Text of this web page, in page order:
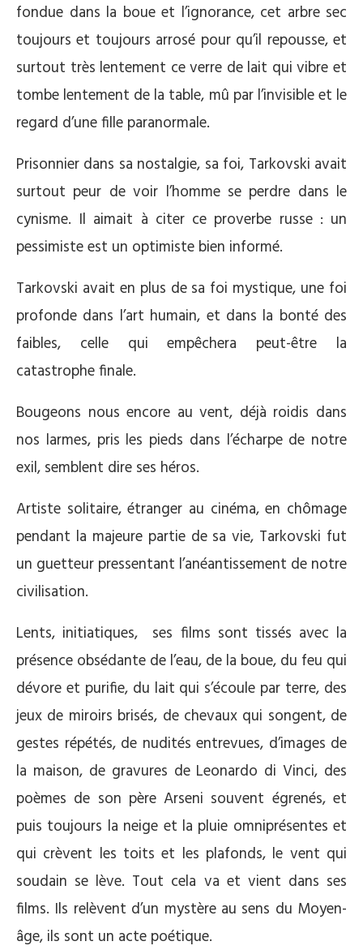
fondue dans la boue et l’ignorance, cet arbre sec
toujours et toujours arrosé pour qu’il repousse, et
surtout très lentement ce verre de lait qui vibre et
tombe lentement de la table, mû par l’invisible et le
regard d’une fille paranormale.
Prisonnier dans sa nostalgie, sa foi, Tarkovski avait
surtout peur de voir l’homme se perdre dans le
cynisme. Il aimait à citer ce proverbe russe : un
pessimiste est un optimiste bien informé.
Tarkovski avait en plus de sa foi mystique, une foi
profonde dans l’art humain, et dans la bonté des
faibles, celle qui empêchera peut-être la
catastrophe finale.
Bougeons nous encore au vent, déjà roidis dans
nos larmes, pris les pieds dans l’écharpe de notre
exil, semblent dire ses héros.
Artiste solitaire, étranger au cinéma, en chômage
pendant la majeure partie de sa vie, Tarkovski fut
un guetteur pressentant l’anéantissement de notre
civilisation.
Lents, initiatiques, ses films sont tissés avec la
présence obsédante de l’eau, de la boue, du feu qui
dévore et purifie, du lait qui s’écoule par terre, des
jeux de miroirs brisés, de chevaux qui songent, de
gestes répétés, de nudités entrevues, d’images de
la maison, de gravures de Leonardo di Vinci, des
poèmes de son père Arseni souvent égrenés, et
puis toujours la neige et la pluie omniprésentes et
qui crèvent les toits et les plafonds, le vent qui
soudain se lève. Tout cela va et vient dans ses
films. Ils relèvent d’un mystère au sens du Moyen-
âge, ils sont un acte poétique.